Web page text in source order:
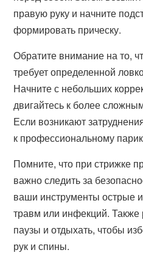
правую руку и начните
формировать прическу.
Обратите внимание на то,
требует определенной
Начните с небольших
двигайтесь к более
Если возникают
к профессиональному
Помните, что при стрижке
важно следить за
ваши инструменты острые
травм или инфекций. Также
паузы и отдыхать, чтобы
рук и спины.